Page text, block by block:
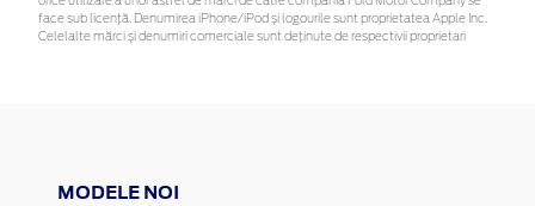
face sub licență. Denumirea iPhone/iPod și logourile sunt proprietatea Apple Inc.
Celelalte mărci și denumiri comerciale sunt deținute de respectivii proprietari
MODELE NOI